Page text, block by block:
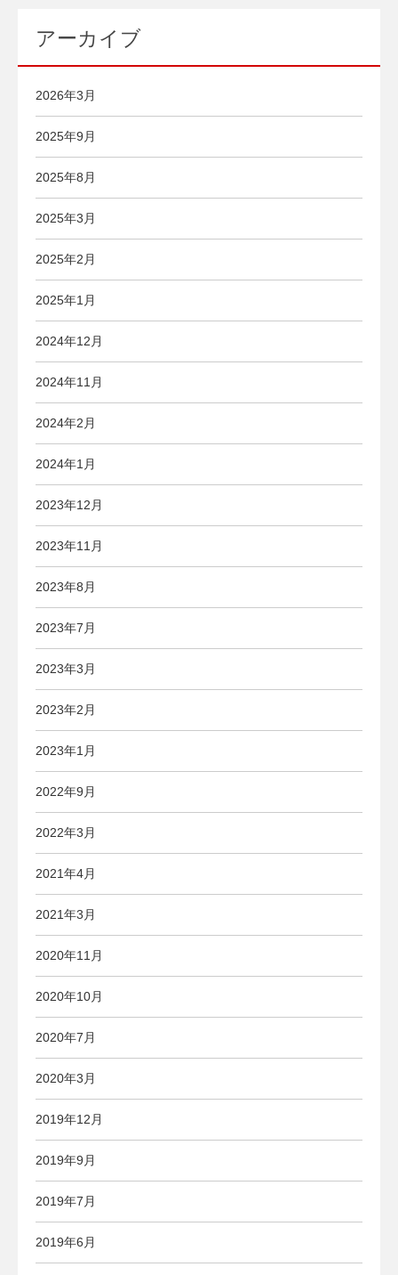
アーカイブ
2026年3月
2025年9月
2025年8月
2025年3月
2025年2月
2025年1月
2024年12月
2024年11月
2024年2月
2024年1月
2023年12月
2023年11月
2023年8月
2023年7月
2023年3月
2023年2月
2023年1月
2022年9月
2022年3月
2021年4月
2021年3月
2020年11月
2020年10月
2020年7月
2020年3月
2019年12月
2019年9月
2019年7月
2019年6月